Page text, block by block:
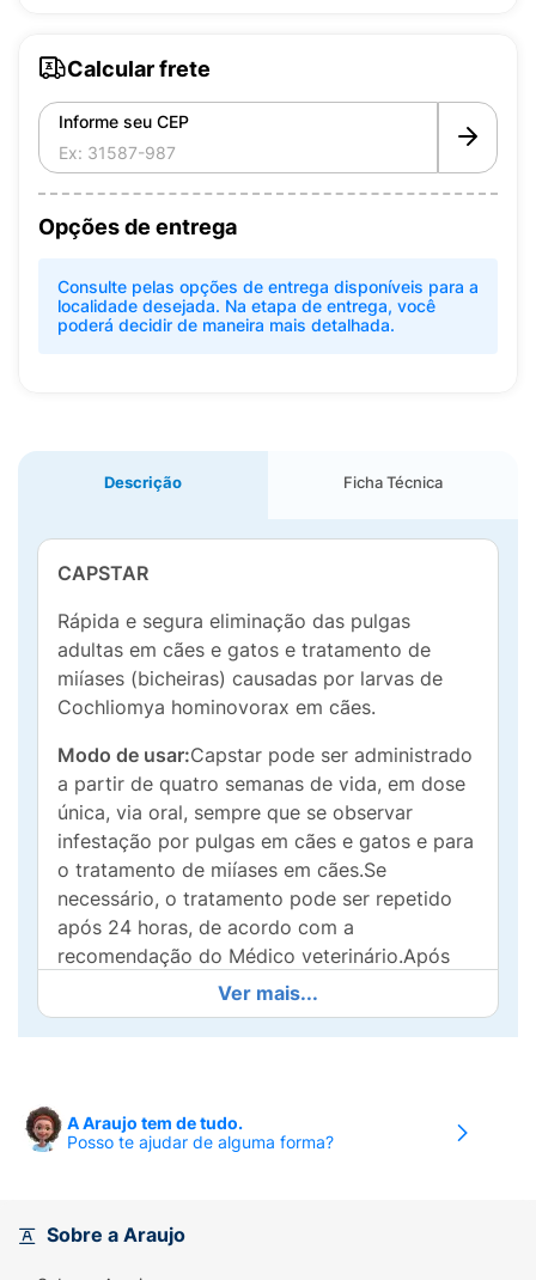
Calcular frete
Informe seu CEP
Opções de entrega
Consulte pelas opções de entrega disponíveis para a
localidade desejada. Na etapa de entrega, você
poderá decidir de maneira mais detalhada.
Descrição Ficha Técnica
CAPSTAR
Rápida e segura eliminação das pulgas
adultas em cães e gatos e tratamento de
miíases (bicheiras) causadas por larvas de
Cochliomya hominovorax em cães.
Modo de usar:Capstar pode ser administrado
a partir de quatro semanas de vida, em dose
única, via oral, sempre que se observar
infestação por pulgas em cães e gatos e para
o tratamento de miíases em cães.Se
necessário, o tratamento pode ser repetido
após 24 horas, de acordo com a
recomendação do Médico veterinário.Após
administrado começa a eliminar pulgas a
partir de 15 minutos. Pode ser administrado
com ou sem alimento.
as larvas da ferida antes de morrerem,
diminuindo a manipulação para removê-las
tratamento do ambiente, evitando
Ver mais...
A Araujo tem de tudo.
Posso te ajudar de alguma forma?
Sobre a Araujo